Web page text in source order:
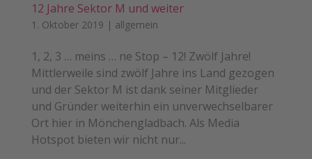
12 Jahre Sektor M und weiter
1. Oktober 2019 | allgemein
1, 2, 3 … meins … ne Stop – 12! Zwölf Jahre!
Mittlerweile sind zwölf Jahre ins Land gezogen
und der Sektor M ist dank seiner Mitglieder
und Gründer weiterhin ein unverwechselbarer
Ort hier in Mönchengladbach. Als Media
Hotspot bieten wir nicht nur...